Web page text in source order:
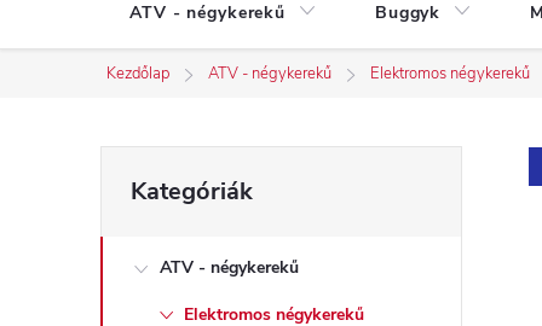
ATV - négykerekű Buggyk
Kezdőlap ATV - négykerekű Elektromos négykerekű
O
l
átugrása
Kategóriák
ATV - négykerekű
Elektromos négykerekű